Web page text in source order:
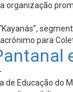
organização
para
Educação do